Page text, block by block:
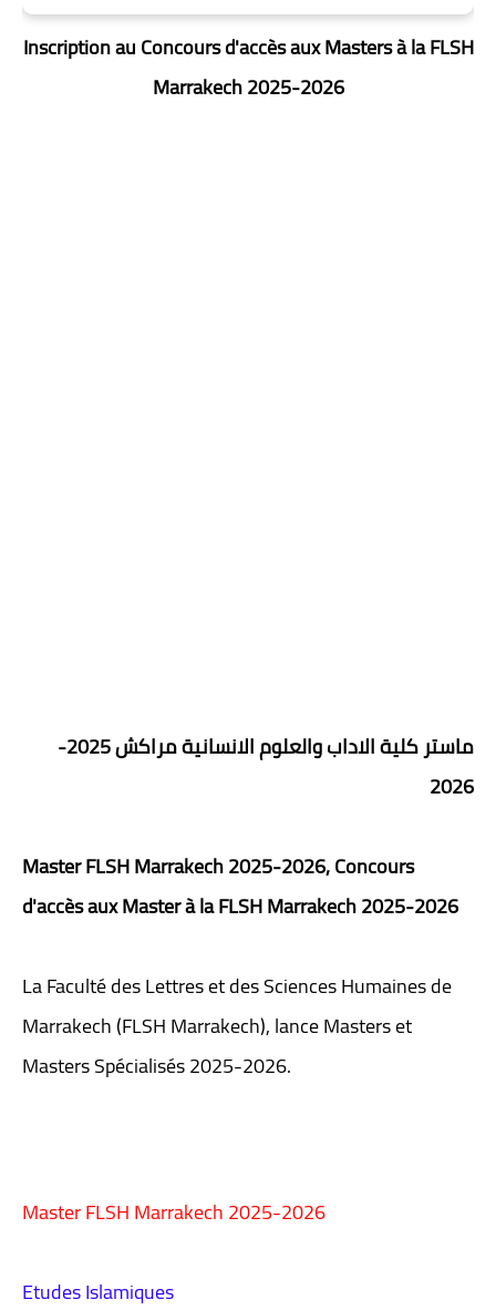
Inscription au Concours d'accès aux Masters à la FLSH
Marrakech 2025-2026
ماستر كلية الاداب والعلوم الانسانية مراكش 2025-
2026
Master FLSH Marrakech 2025-2026, Concours
d'accès aux Master à la FLSH Marrakech 2025-2026
La Faculté des Lettres et des Sciences Humaines de
Marrakech (FLSH Marrakech), lance Masters et
Masters Spécialisés 2025-2026.
Master FLSH Marrakech 2025-2026
Etudes Islamiques